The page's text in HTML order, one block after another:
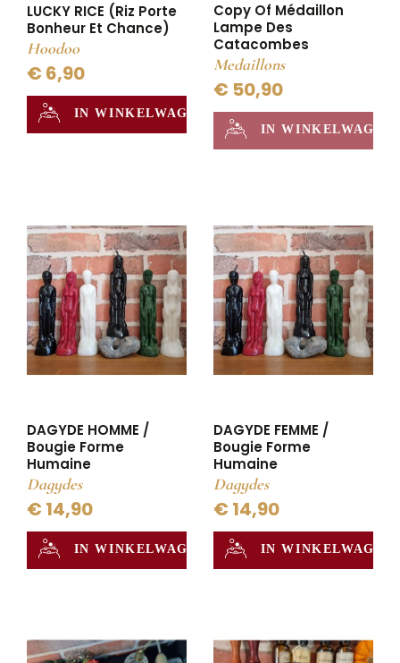
LUCKY RICE (Riz Porte
Bonheur Et Chance)
Hoodoo
€ 6,90
IN WINKELWAGEN
Copy Of Médaillon
Lampe Des
Catacombes
Medaillons
€ 50,90
IN WINKELWAGEN
DAGYDE HOMME /
Bougie Forme
Humaine
Dagydes
€ 14,90
IN WINKELWAGEN
DAGYDE FEMME /
Bougie Forme
Humaine
Dagydes
€ 14,90
IN WINKELWAGEN